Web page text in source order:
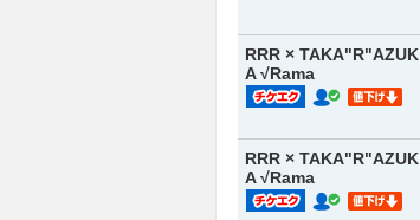
RRR × TAKA"R"AZUK
A √Rama
RRR × TAKA"R"AZUK
A √Rama